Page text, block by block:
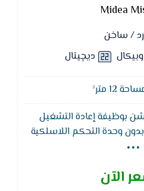
Midea
/ ساخن
ديچيتال
متر²
بوظيفة إعادة التشغيل
وحدة التحكم اللاسلكية
و الجراثيم و ادخنه السجائر
...
الآن